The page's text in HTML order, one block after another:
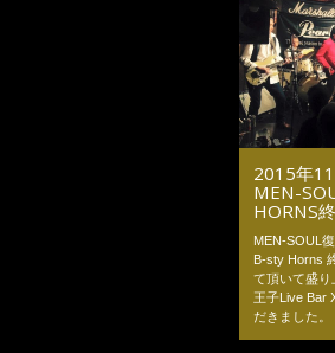
2015年11
MEN-
HORNS
MEN-SOUL
B-sty Horns
て頂いて盛り
王子Live Bar
だきました。